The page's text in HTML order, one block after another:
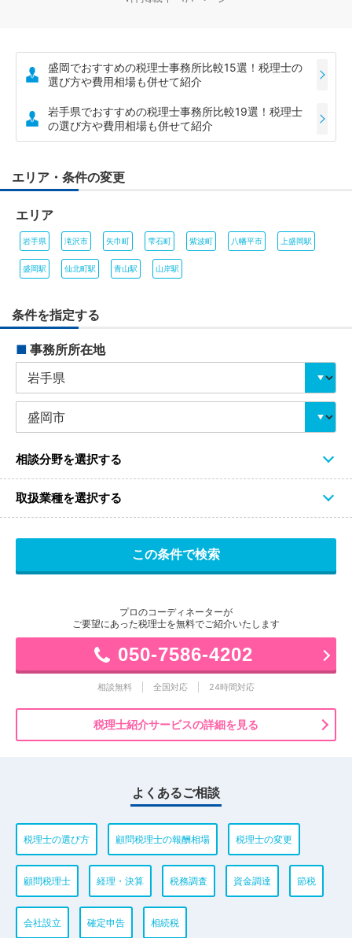
盛岡でおすすめの税理士事務所比較15選！税理士の
選び方や費用相場も併せて紹介
岩手県でおすすめの税理士事務所比較19選！税理士
の選び方や費用相場も併せて紹介
エリア・条件の変更
エリア
岩手県 滝沢市 矢巾町 雫石町 紫波町 八幡平市 上盛岡駅
盛岡駅 仙北町駅 青山駅 山岸駅
条件を指定する
■ 事務所所在地
相談分野を選択する
取扱業種を選択する
プロのコーディネーターが
ご要望にあった税理士を無料でご紹介いたします
050-7586-4202
相談無料 全国対応 24時間対応
税理士紹介サービスの詳細を見る
よくあるご相談
税理士の選び方 顧問税理士の報酬相場 税理士の変更
顧問税理士 経理・決算 税務調査 資金調達 節税
会社設立 確定申告 相続税